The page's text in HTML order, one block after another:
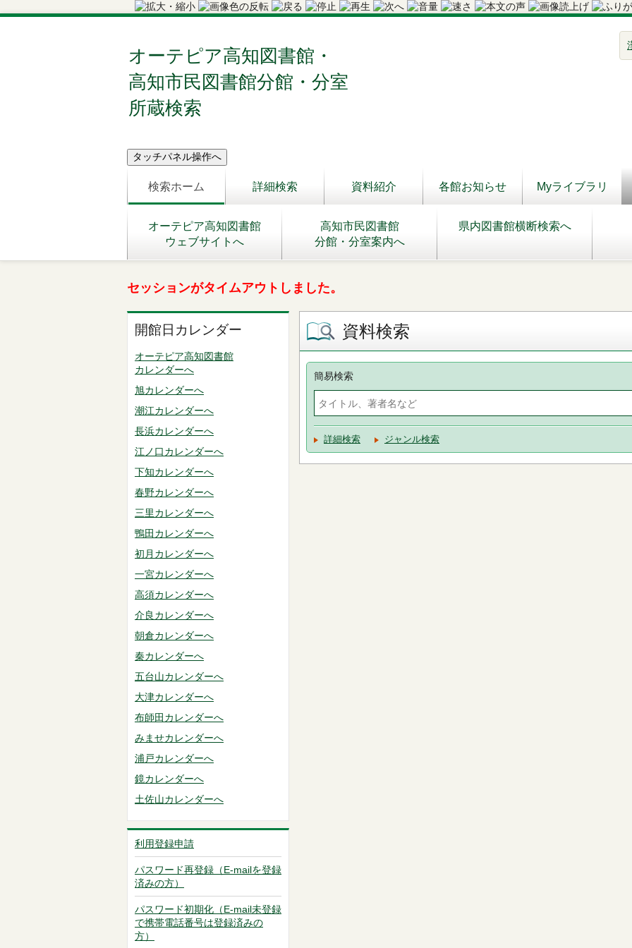
オーテピア高知図書館・
高知市民図書館分館・分室
所蔵検索
検索ホーム 詳細検索 資料紹介 各館お知らせ Myライブラリ
オーテピア高知図書館
ウェブサイトへ
高知市民図書館
分館・分室案内へ
県内図書館横断検索へ
セッションがタイムアウトしました。
開館日カレンダー
オーテピア高知図書館
カレンダーへ
旭カレンダーへ
潮江カレンダーへ
長浜カレンダーへ
江ノ口カレンダーへ
下知カレンダーへ
春野カレンダーへ
三里カレンダーへ
鴨田カレンダーへ
初月カレンダーへ
一宮カレンダーへ
高須カレンダーへ
介良カレンダーへ
朝倉カレンダーへ
秦カレンダーへ
五台山カレンダーへ
大津カレンダーへ
布師田カレンダーへ
みませカレンダーへ
浦戸カレンダーへ
鏡カレンダーへ
土佐山カレンダーへ
利用登録申請
パスワード再登録（E-mailを登録
済みの方）
パスワード初期化（E-mail未登録
で携帯電話番号は登録済みの
方）
資料検索
簡易検索
詳細検索 ジャンル検索